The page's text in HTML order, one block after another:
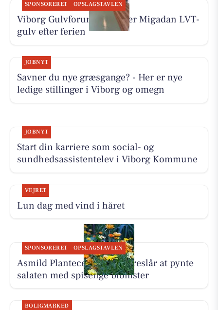
SPONSORERET OPSLAGSTAVLEN
Viborg Gulvforum monterer Migadan LVT-
gulv efter ferien
JOBNYT
Savner du nye græsgange? - Her er nye
ledige stillinger i Viborg og omegn
JOBNYT
Start din karriere som social- og
sundhedsassistentelev i Viborg Kommune
VEJRET
Lun dag med vind i håret
SPONSORERET OPSLAGSTAVLEN
Asmild Plantecenter ApS foreslår at pynte
salaten med spiselige blomster
BOLIGMARKED